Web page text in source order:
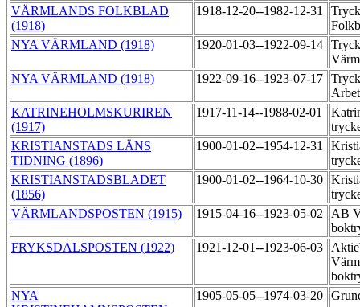
VÄRMLANDS FOLKBLAD
(1918)
1918-12-20--1982-12-31
NYA VÄRMLAND (1918)
1920-01-03--1922-09-14
NYA VÄRMLAND (1918)
1922-09-16--1923-07-17
KATRINEHOLMSKURIREN
(1917)
1917-11-14--1988-02-01
KRISTIANSTADS LÄNS
TIDNING (1896)
1900-01-02--1954-12-31
KRISTIANSTADSBLADET
(1856)
1900-01-02--1964-10-30
VÄRMLANDSPOSTEN (1915)
1915-04-16--1923-05-02
AB
FRYKSDALSPOSTEN (1922)
1921-12-01--1923-06-03
NYA
1905-05-05--1974-03-20